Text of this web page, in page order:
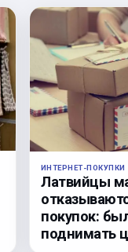
ИНТЕРНЕТ-ПОКУПКИ
Латвийцы
покупок:
поднимать